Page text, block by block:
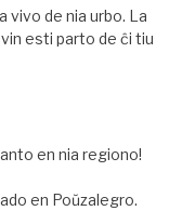
vivo de nia urbo. La
esti parto de ĉi tiu
en nia regiono!
en Poŭzalegro.